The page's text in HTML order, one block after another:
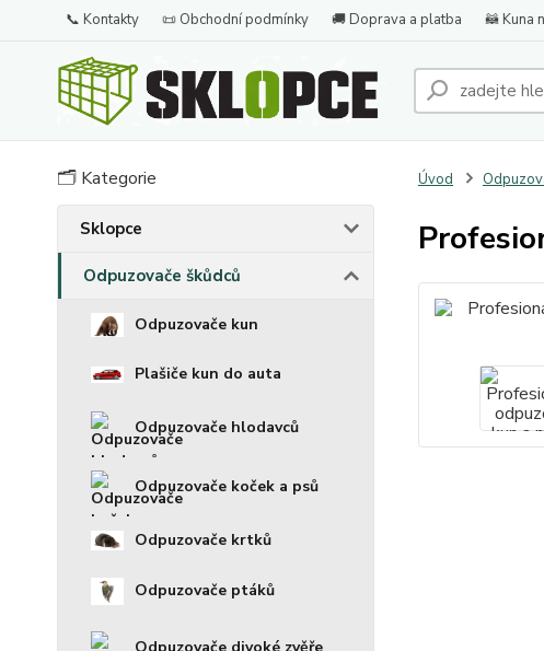
📞 Kontakty 📜 Obchodní podmínky 🚚 Doprava a platba 🦝 Kuna
🗂️ Kategorie
Sklopce
Odpuzovače škůdců
Odpuzovače kun
Plašiče kun do auta
Odpuzovače hlodavců
Odpuzovače koček a psů
Odpuzovače krtků
Odpuzovače ptáků
Odpuzovače divoké zvěře
Úvod